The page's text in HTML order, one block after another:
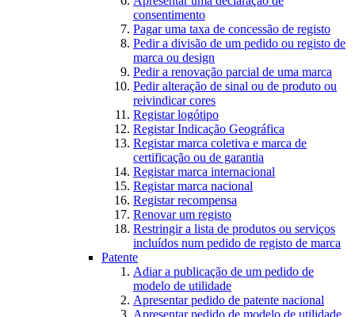
consentimento
Pagar uma taxa de concessão de registo
Pedir a divisão de um pedido ou registo de
marca ou design
Pedir a renovação parcial de uma marca
Pedir alteração de sinal ou de produto ou
reivindicar cores
Registar logótipo
Registar Indicação Geográfica
Registar marca coletiva e marca de
certificação ou de garantia
Registar marca internacional
Registar marca nacional
Registar recompensa
Renovar um registo
Restringir a lista de produtos ou serviços
incluídos num pedido de registo de marca
Patente
Adiar a publicação de um pedido de
modelo de utilidade
Apresentar pedido de patente nacional
Apresentar pedido de modelo de utilidade